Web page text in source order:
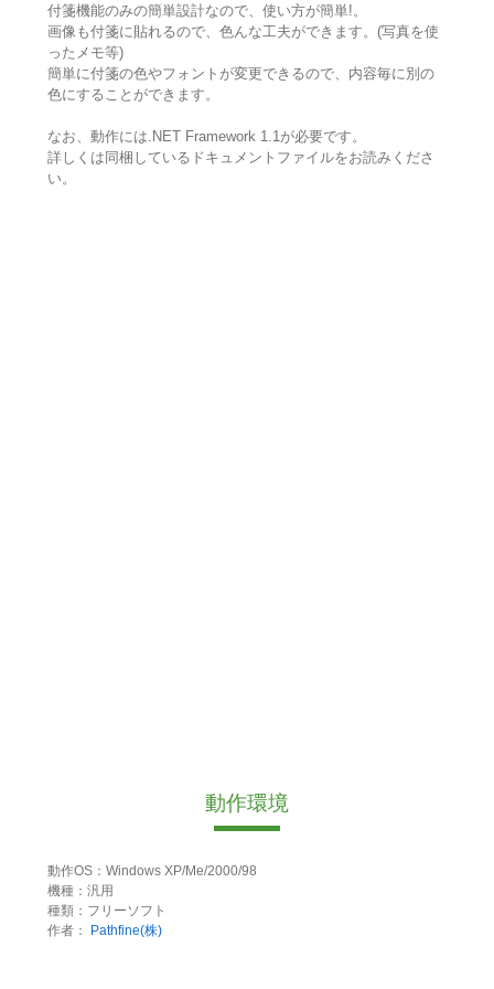
付箋機能のみの簡単設計なので、使い方が簡単!。
画像も付箋に貼れるので、色んな工夫ができます。(写真を使
ったメモ等)
簡単に付箋の色やフォントが変更できるので、内容毎に別の
色にすることができます。
なお、動作には.NET Framework 1.1が必要です。
詳しくは同梱しているドキュメントファイルをお読みくださ
い。
動作環境
動作OS：Windows XP/Me/2000/98
機種：汎用
種類：フリーソフト
作者：
Pathfine(株)